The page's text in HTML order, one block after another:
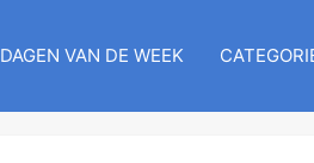
DAGEN VAN DE WEEK